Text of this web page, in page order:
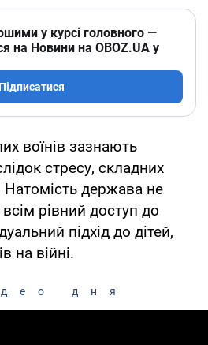
у курсі головного —
на Новини на OBOZ.UA у
Підписатися
воїнів зазнають
стресу, складних
Натомість держава не
рівний доступ до
підхід до дітей,
на війні.
дня